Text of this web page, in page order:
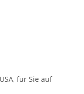
für Sie auf